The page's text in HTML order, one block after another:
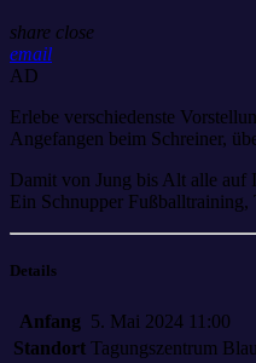
share close
email
AD
Erlebe verschiedenste
Angefangen beim Schreiner,
Damit von Jung bis Alt alle auf
Ein Schnupper
Details
Anfang 5. Mai 2024 11:00
Standort Tagungszentrum